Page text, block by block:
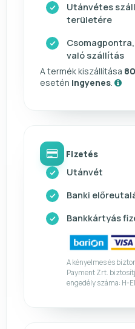
Utánvétes
területére
való szállítás
A termék kiszállítása
esetén ingyenes
Fizetés
Utánvét
Banki
Bankkártyás
A kényelmes és
Payment Zrt.
engedély száma: H-